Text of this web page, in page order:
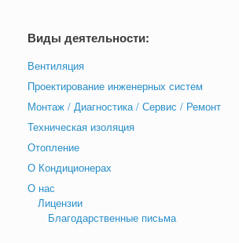
Виды деятельности:
Вентиляция
Проектирование инженерных систем
Монтаж / Диагностика / Сервис / Ремонт
Техническая изоляция
Отопление
О Кондиционерах
О нас
Лицензии
Благодарственные письма